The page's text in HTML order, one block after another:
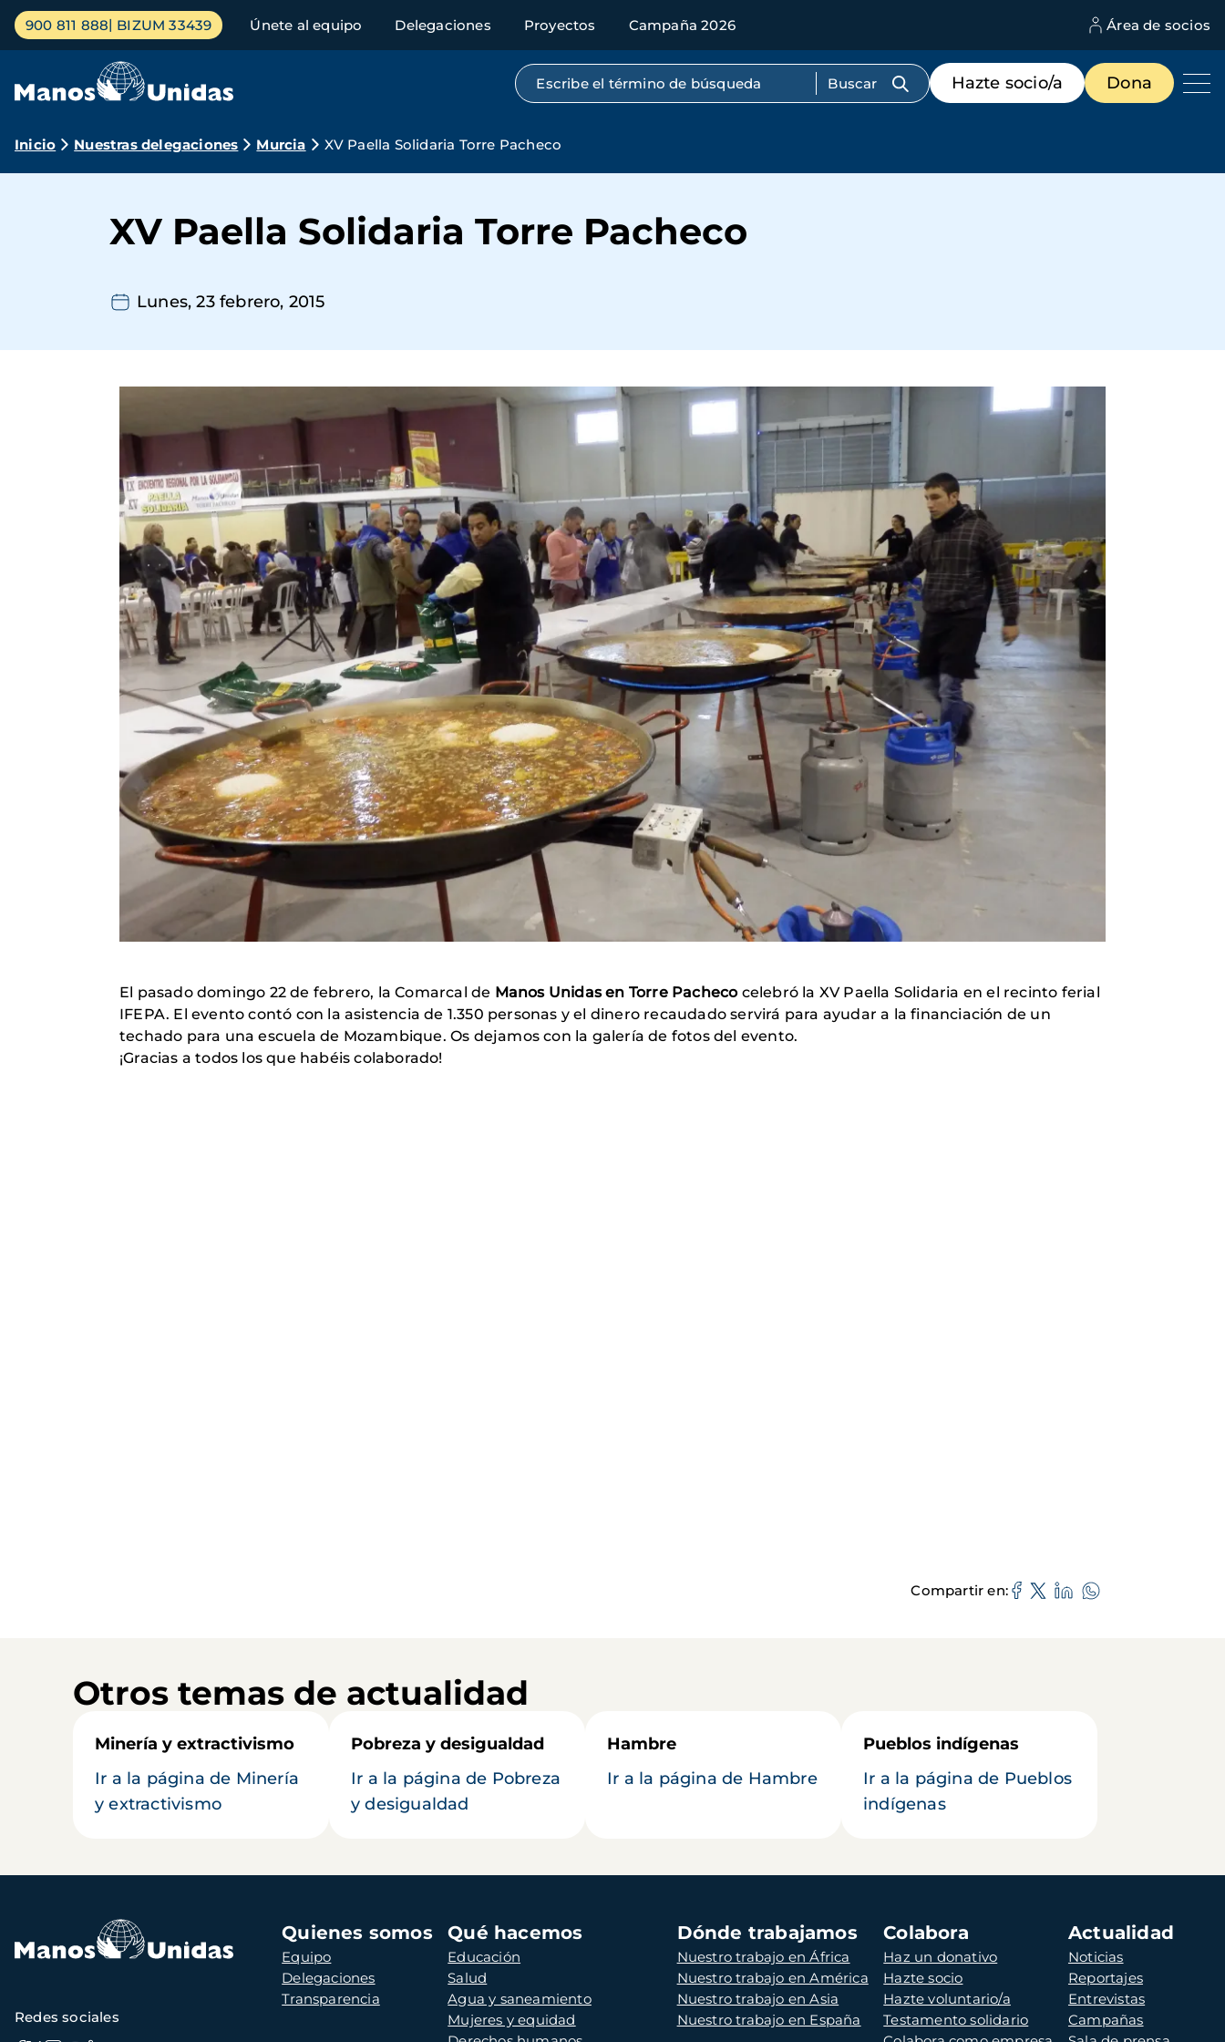
Pasar
contenido
Menú
principal
900 811 888 BIZUM 33439 Únete al equipo Delegaciones Proyectos Campaña 2026 Área de socios
Búsqueda por texto completo
Menú
de
destacados
Hazte socio/a Dona
Ruta
navegación
Inicio Nuestras delegaciones Murcia XV Paella Solidaria Torre Pacheco
XV Paella Solidaria Torre Pacheco
Lunes, 23 febrero, 2015
El pasado domingo 22 de febrero, la Comarcal de Manos Unidas en Torre Pachecocelebró la XV Paella Solidaria en el recinto ferial
IFEPA. El evento contó con la asistencia de 1.350 personas y el dinero recaudado servirá para ayudar a la financiación de un
techado para una escuela de Mozambique. Os dejamos con la galería de fotos del evento.
¡Gracias a todos los que habéis colaborado!
Compartir en
Otros temas de actualidad
Minería y extractivismo
Ir a la página de Minería
y extractivismo
Pobreza y desigualdad
Ir a la página de Pobreza
y desigualdad
Hambre
Ir a la página de Hambre
Pueblos indígenas
Ir a la página de Pueblos
indígenas
Navegación
principal
Quienes somos
Equipo
Delegaciones
Transparencia
Qué hacemos
Educación
Salud
Agua y saneamiento
Mujeres y equidad
Dónde trabajamos
Nuestro trabajo en África
Nuestro trabajo en América
Nuestro trabajo en Asia
Nuestro trabajo en España
Colabora
Haz un donativo
Hazte socio
Hazte voluntario/a
Testamento solidario
Actualidad
Noticias
Reportajes
Entrevistas
Campañas
Redes sociales